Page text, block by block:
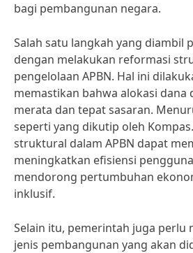
bagi pembangunan negara.
Salah satu langkah yang diambil
dengan melakukan reformasi
pengelolaan APBN. Hal ini
memastikan bahwa alokasi dana
merata dan tepat sasaran.
seperti yang dikutip oleh
struktural dalam APBN dapat
meningkatkan efisiensi
mendorong pertumbuhan
inklusif.
Selain itu, pemerintah juga perlu
jenis pembangunan yang akan